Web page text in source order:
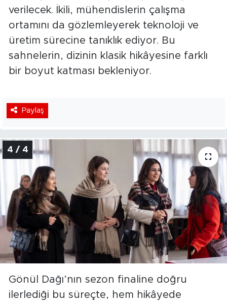
verilecek. İkili, mühendislerin çalışma
ortamını da gözlemleyerek teknoloji ve
üretim sürecine tanıklık ediyor. Bu
sahnelerin, dizinin klasik hikâyesine farklı
bir boyut katması bekleniyor.
Paylaş
4 / 4
Gönül Dağı’nın sezon finaline doğru
ilerlediği bu süreçte, hem hikâyede